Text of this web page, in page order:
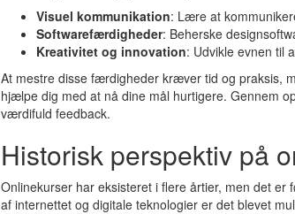
Visuel kommunikation: Lære at
Softwarefærdigheder: Beherske
Kreativitet og innovation: Udvikle evnen til
At mestre disse færdigheder kræver tid og praksis,
hjælpe dig med at nå dine mål hurtigere. Gennem
værdifuld feedback.
Historisk perspektiv på
Onlinekurser har eksisteret i flere årtier, men det
af internettet og digitale teknologier er det blevet